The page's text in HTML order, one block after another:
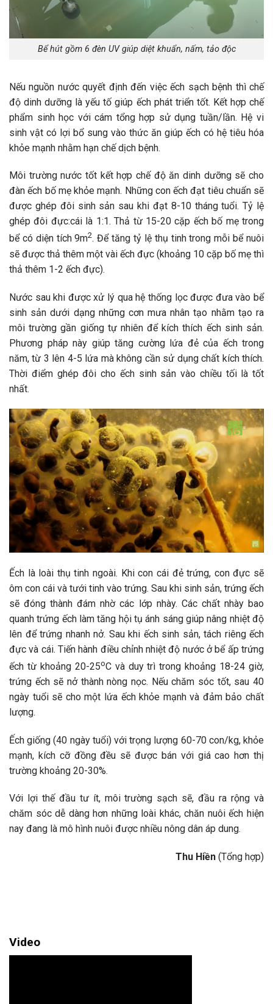
Bể hút gồm 6 đèn UV giúp diệt khuẩn, nấm, tảo độc
Nếu nguồn nước quyết định đến việc ếch sạch bệnh thì chế
độ dinh dưỡng là yếu tố giúp ếch phát triển tốt. Kết hợp chế
phẩm sinh học với cám tổng hợp sử dụng tuần/lần. Hệ vi
sinh vật có lợi bổ sung vào thức ăn giúp ếch có hệ tiêu hóa
khỏe mạnh nhằm hạn chế dịch bệnh.
Môi trường nước tốt kết hợp chế độ ăn dinh dưỡng sẽ cho
đàn ếch bố mẹ khỏe mạnh. Những con ếch đạt tiêu chuẩn sẽ
được ghép đôi sinh sản sau khi đạt 8-10 tháng tuổi. Tỷ lệ
ghép đôi đực:cái là 1:1. Thả từ 15-20 cặp ếch bố mẹ trong
bể có diện tích 9m2. Để tăng tỷ lệ thụ tinh trong mỗi bể nuôi
sẽ được thả thêm một vài ếch đực (khoảng 10 cặp bố mẹ thì
thả thêm 1-2 ếch đực).
Nước sau khi được xử lý qua hệ thống lọc được đưa vào bể
sinh sản dưới dạng những cơn mưa nhân tạo nhằm tạo ra
môi trường gần giống tự nhiên để kích thích ếch sinh sản.
Phương pháp này giúp tăng cường lứa đẻ của ếch trong
năm, từ 3 lên 4-5 lứa mà không cần sử dụng chất kích thích.
Thời điểm ghép đôi cho ếch sinh sản vào chiều tối là tốt
nhất.
Ếch là loài thụ tinh ngoài. Khi con cái đẻ trứng, con đực sẽ
ôm con cái và tưới tinh vào trứng. Sau khi sinh sản, trứng ếch
sẽ đóng thành đám nhờ các lớp nhày. Các chất nhày bao
quanh trứng ếch làm tăng hội tụ ánh sáng giúp nâng nhiệt độ
lên để trứng nhanh nở. Sau khi ếch sinh sản, tách riêng ếch
đực và cái. Tiến hành điều chỉnh nhiệt độ nước ở bể ấp trứng
ếch từ khoảng 20-25oC và duy trì trong khoảng 18-24 giờ,
trứng ếch sẽ nở thành nòng nọc. Nếu chăm sóc tốt, sau 40
ngày tuổi sẽ cho một lứa ếch khỏe mạnh và đảm bảo chất
lượng.
Ếch giống (40 ngày tuổi) với trọng lượng 60-70 con/kg, khỏe
mạnh, kích cỡ đồng đều sẽ được bán với giá cao hơn thị
trường khoảng 20-30%.
Với lợi thế đầu tư ít, môi trường sạch sẽ, đầu ra rộng và
chăm sóc dễ dàng hơn những loài khác, chăn nuôi ếch hiện
nay đang là mô hình nuôi được nhiều nông dân áp dung.
Thu Hiền (Tổng hợp)
Video